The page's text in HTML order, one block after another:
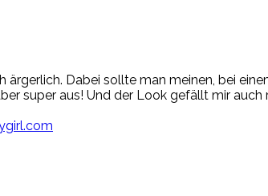
ärgerlich. Dabei sollte man meinen, bei
super aus! Und der Look gefällt mir auch